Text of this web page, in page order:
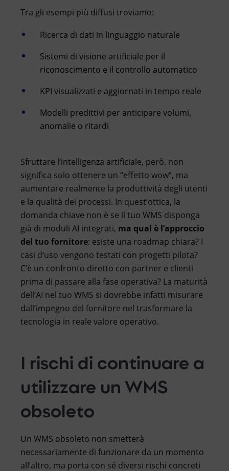
Tra gli esempi più diffusi troviamo:
Ricerca di dati in linguaggio naturale
Sistemi di visione artificiale per il
riconoscimento e il controllo automatico
KPI visualizzati e aggiornati in tempo reale
Modelli predittivi per anticipare volumi,
anomalie o ritardi
Sfruttare l’intelligenza artificiale, però, non
significa solo ottenere un “effetto wow”, ma
aumentare realmente la produttività degli utenti
e la qualità dei processi. In quest’ottica, la
domanda chiave non è se il tuo WMS disponga
già di moduli AI integrati, ma qual è l’approccio
del tuo fornitore: esiste una roadmap chiara? I
casi d’uso vengono testati con progetti pilota?
C’è un confronto diretto con partner e clienti
prima di passare alla fase operativa? La maturità
dell’AI nel tuo WMS si dovrebbe infatti misurare
dall’impegno del fornitore nel trasformare la
tecnologia in reale valore operativo.
I rischi di continuare a
utilizzare un WMS
obsoleto
Un WMS obsoleto non smetterà
necessariamente di funzionare da un momento
all’altro, ma porta con sé diversi rischi concreti